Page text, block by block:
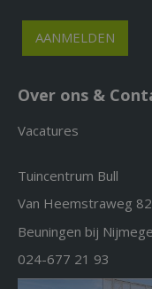
Over ons &
Vacatures
Tuincentrum Bull
Van Heemstraweg 82
Beuningen bij
024-677 21 93